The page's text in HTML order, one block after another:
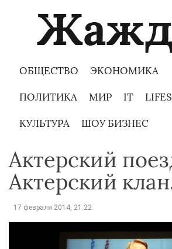
ОБЩЕСТВО ЭКОНОМИКА
ПОЛИТИКА МИР IT
КУЛЬТУРА ШОУ БИЗНЕС
Актерский
Актерский
17 февраля 2014, 21:22